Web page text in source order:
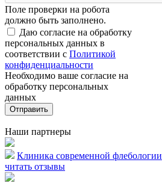
Поле проверки на робота
должно быть заполнено.
Даю согласие на обработку
персональных данных в
соответствии с Политикой
конфиденциальности
Необходимо ваше согласие на
обработку персональных
данных
Отправить
Наши партнеры
Клиника современной флебологии
читать отзывы